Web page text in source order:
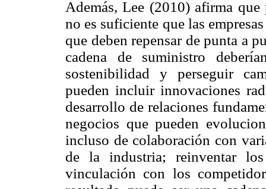
Además, Lee (2010) afirma
no es suficiente que las
que deben repensar de punta a
cadena de suministro
sostenibilidad y perseguir
pueden incluir innovaciones
desarrollo de relaciones
negocios que pueden
incluso de colaboración con
de la industria; reinventar
vinculación con los